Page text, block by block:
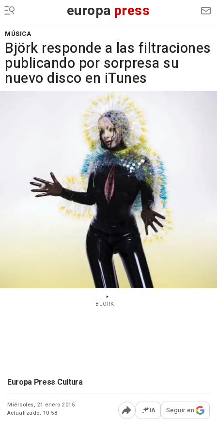
europa press
MÚSICA
Björk responde a las filtraciones
publicando por sorpresa su
nuevo disco en iTunes
BJÖRK
Europa Press Cultura
Miércoles, 21 enero 2015
Actualizado: 10:58
Abrir opciones para
IA Seguir en